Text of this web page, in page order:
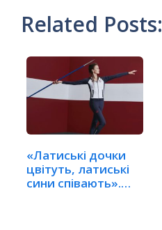
Related Posts:
«Латиські дочки
цвітуть, латиські
сини співають».…